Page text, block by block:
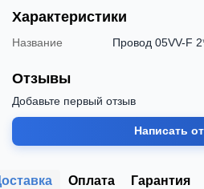
Характеристики
Название Провод 05VV-F
Отзывы
Добавьте первый отзыв
Написать
Оплата Гарантия